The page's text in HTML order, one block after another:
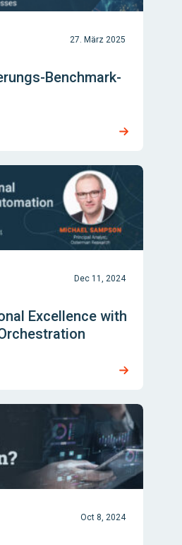
27. März 2025
Benchmark-
Dec 11, 2024
Excellence with
Oct 8, 2024